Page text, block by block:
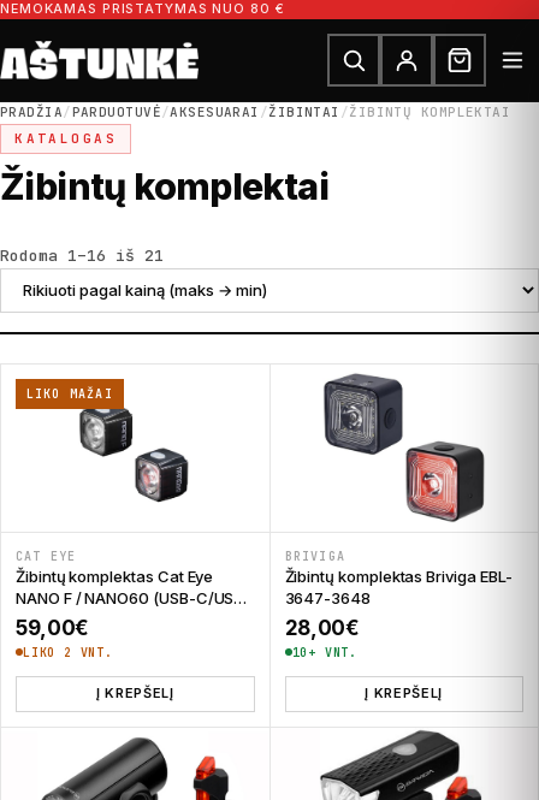
Pereiti prie turinio
NEMOKAMAS PRISTATYMAS NUO 80 €
Ieškoti dalių
Ieškoti
PRADŽIA/PARDUOTUVĖ/AKSESUARAI /ŽIBINTAI /ŽIBINTŲ KOMPLEKTAI
KATALOGAS
Žibintų komplektai
Rodoma 1–16 iš 21
LIKO MAŽAI
CAT EYE
Žibintų komplektas Cat Eye
NANO F / NANO60 (USB-C/USB-
C)
59,00€
LIKO 2 VNT.
Į KREPŠELĮ
BRIVIGA
Žibintų komplektas Briviga EBL-
3647-3648
28,00€
10+ VNT.
Į KREPŠELĮ